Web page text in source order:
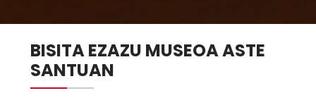
BISITA EZAZU MUSEOA ASTE
SANTUAN